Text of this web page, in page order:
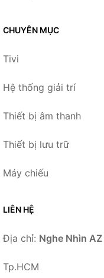
CHUYÊN MỤC
Tivi
Hệ thống giải trí
Thiết bị âm thanh
Thiết bị lưu trữ
Máy chiếu
LIÊN HỆ
Địa chỉ: Nghe Nhìn AZ
Tp.HCM